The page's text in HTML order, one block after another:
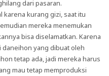
dari pasaran.
karena kurang gizi, saat itu
mereka menemukan
bisa diselamatkan. Karena
yang dibuat oleh
tetap ada, jadi mereka harus
mau tetap memproduksi